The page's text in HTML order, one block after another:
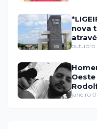
nova
outubro
janeiro